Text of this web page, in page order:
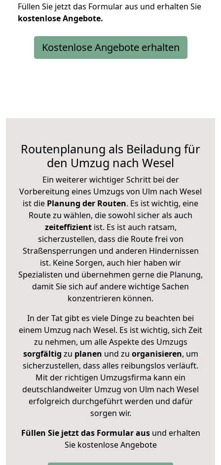
Füllen Sie jetzt das Formular aus und erhalten Sie
kostenloseAngebote.
Kostenlose Angebote erhalten
Routenplanung als Beiladung für
den Umzug nach Wesel
Ein weiterer wichtiger Schritt bei der
Vorbereitung eines Umzugs von Ulm nach Wesel
ist die Planung der Routen. Es ist wichtig, eine
Route zu wählen, die sowohl sicher als auch
zeiteffizientist. Es ist auch ratsam,
sicherzustellen, dass die Route frei von
Straßensperrungen und anderen Hindernissen
ist. Keine Sorgen, auch hier haben wir
Spezialisten und übernehmen gerne die Planung,
damit Sie sich auf andere wichtige Sachen
konzentrieren können.
In der Tat gibt es viele Dinge zu beachten bei
einem Umzug nach Wesel. Es ist wichtig, sich Zeit
zu nehmen, um alle Aspekte des Umzugs
sorgfältig zu planen und zu organisieren, um
sicherzustellen, dass alles reibungslos verläuft.
Mit der richtigen Umzugsfirma kann ein
deutschlandweiter Umzug von Ulm nach Wesel
erfolgreich durchgeführt werden und dafür
sorgen wir.
Füllen Sie jetzt das Formular ausund erhalten
Sie kostenlose Angebote